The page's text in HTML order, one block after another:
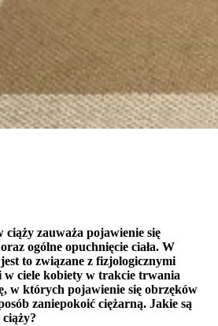
ciąży zauważa pojawienie się
ogólne opuchnięcie ciała. W
to związane z fizjologicznymi
w ciele kobiety w trakcie trwania
w których pojawienie się obrzęków
zaniepokoić ciężarną. Jakie są